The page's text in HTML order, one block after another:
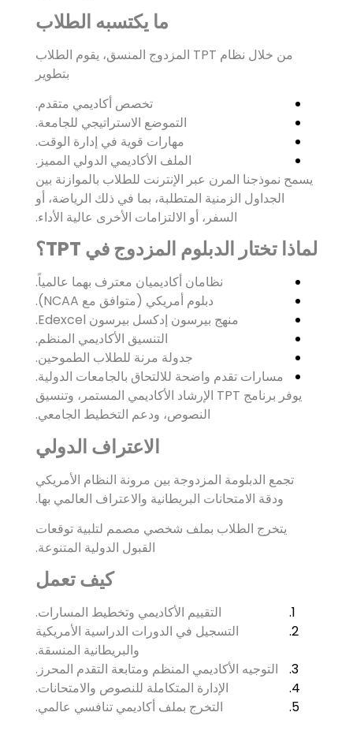
ما يكتسبه الطلاب
من خلال نظام TPT المزدوج المنسق، يقوم الطلاب
بتطوير
تخصص أكاديمي متقدم.
التموضع الاستراتيجي للجامعة.
مهارات قوية في إدارة الوقت.
الملف الأكاديمي الدولي المميز.
يسمح نموذجنا المرن عبر الإنترنت للطلاب بالموازنة بين
الجداول الزمنية المتطلبة، بما في ذلك الرياضة، أو
السفر، أو الالتزامات الأخرى عالية الأداء.
لماذا تختار الدبلوم المزدوج في TPT؟
نظامان أكاديميان معترف بهما عالمياً.
دبلوم أمريكي (متوافق مع NCAA).
منهج بيرسون إدكسل بيرسون Edexcel.
التنسيق الأكاديمي المنظم.
جدولة مرنة للطلاب الطموحين.
مسارات تقدم واضحة للالتحاق بالجامعات الدولية.
يوفر برنامج TPT الإرشاد الأكاديمي المستمر، وتنسيق
النصوص، ودعم التخطيط الجامعي.
الاعتراف الدولي
تجمع الدبلومة المزدوجة بين مرونة النظام الأمريكي
ودقة الامتحانات البريطانية والاعتراف العالمي بها.
يتخرج الطلاب بملف شخصي مصمم لتلبية توقعات
القبول الدولية المتنوعة.
كيف تعمل
التقييم الأكاديمي وتخطيط المسارات.
التسجيل في الدورات الدراسية الأمريكية
والبريطانية المنسقة.
التوجيه الأكاديمي المنظم ومتابعة التقدم المحرز.
الإدارة المتكاملة للنصوص والامتحانات.
التخرج بملف أكاديمي تنافسي عالمي.
Русский